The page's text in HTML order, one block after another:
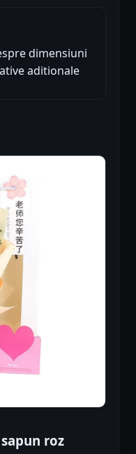
dimensiuni
aditionale
roz